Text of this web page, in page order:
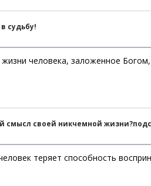
судьбу!
человека, заложенное
смысл своей никчемной
теряет способность